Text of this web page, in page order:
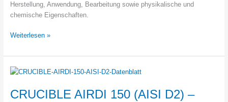
Herstellung, Anwendung, Bearbeitung sowie physikalische und
chemische Eigenschaften.
CRUCIBLE
1V
–
Weiterlesen »
CRUCIBLE AIRDI 150 (AISI D2) –